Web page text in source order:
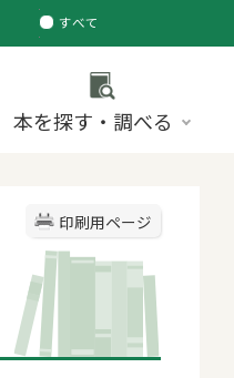
すべて
ページ
本を探す・調べる
印刷用ページ